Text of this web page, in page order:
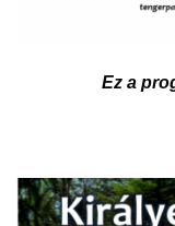
Ez a